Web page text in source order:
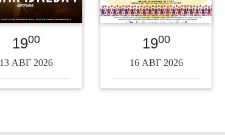
1900
13 АВГ 2026
1900
16 АВГ 2026